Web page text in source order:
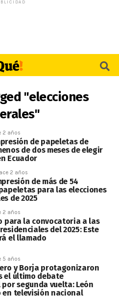
"elecciones
2 años
de papeletas de
de dos meses de elegir
Ecuador
2 años
de más de 54
para las elecciones
de 2025
2 años
para la convocatoria a las
del 2025: Este
el llamado
5 años
y Borja protagonizaron
el último debate
segunda vuelta: León
en televisión nacional